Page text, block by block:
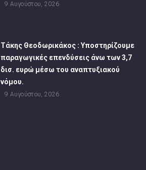
9 Αυγούστου, 2026
Τάκης Θεοδωρικάκος : Υποστηρίζουμε
παραγωγικές επενδύσεις άνω των 3,7
δισ. ευρώ μέσω του αναπτυξιακού
νόμου.
9 Αυγούστου, 2026